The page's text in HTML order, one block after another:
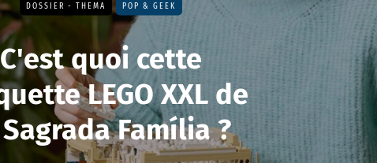
DOSSIER - THEMA POP & GEEK
C'est quoi cette
LEGO XXL de
Família ?